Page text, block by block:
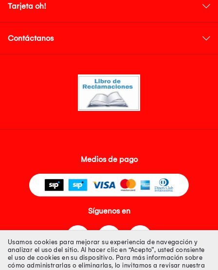
Tarjeta oh!
Contáctanos
Medios de pago
Síguenos en
Usamos cookies para mejorar su experiencia de navegación y
analizar el uso del sitio. Al hacer clic en “Acepto”, usted consiente
el uso de cookies en su dispositivo. Para más información sobre
cómo administrarlas o eliminarlas, lo invitamos a revisar nuestra